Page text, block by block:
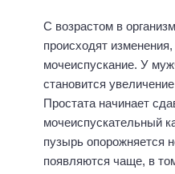
С возрастом в
происходят
мочеиспускание. У
становится
Простата начинает
мочеиспускательный
пузырь опорожняется
появляются чаще, в